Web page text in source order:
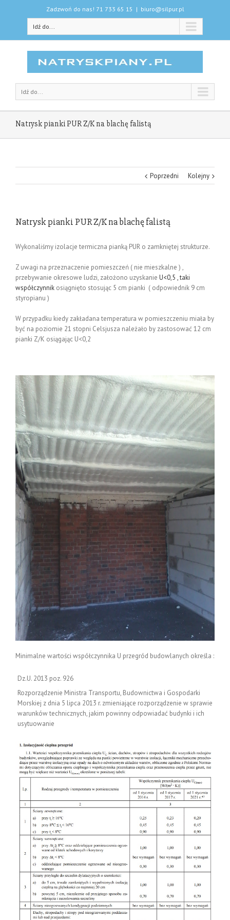
Zadzwoń do nas! 71 733 65 15 | biuro@silpur.pl
Idź do...
Idź do...
Natrysk pianki PUR Z/K na blachę falistą
Poprzedni Kolejny
Natrysk pianki PUR Z/K na blachę falistą
Wykonaliśmy izolacje termiczna pianką PUR o zamkniętej strukturze.
Z uwagi na przeznaczenie pomieszczeń ( nie mieszkalne ) ,
przebywanie okresowe ludzi, założono uzyskanie U<0,5 , taki
współczynnik osiągnięto stosując 5 cm pianki ( odpowiednik 9 cm
styropianu )
W przypadku kiedy zakładana temperatura w pomieszczeniu miała by
być na poziomie 21 stopni Celsjusza należało by zastosować 12 cm
pianki Z/K osiągając U<0,2
Minimalne wartości współczynnika U przegród budowlanych określa :
Dz.U. 2013 poz. 926
Rozporządzenie Ministra Transportu, Budownictwa i Gospodarki
Morskiej z dnia 5 lipca 2013 r. zmieniające rozporządzenie w sprawie
warunków technicznych, jakim powinny odpowiadać budynki i ich
usytuowanie